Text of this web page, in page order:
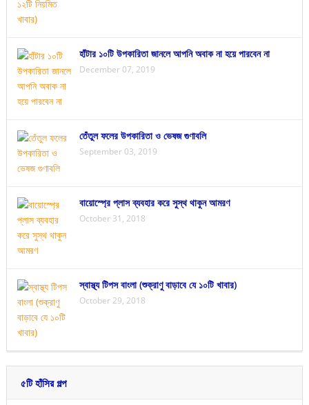
হাঁটার ১০টি উপকারিতা জানলে আপনি অবাক না হয়ে পারবেন না
December 07, 2019
তেঁতুল ফলের উপকারিতা ও ভেষজ গুণাবলি
September 03, 2019
বায়োস্প্রে প্লাস ব্যবহার করে সুস্থ থাকুন আমরণ
October 31, 2018
স্বাস্থ্য টিপস বাংলা (শুক্রাণু বাড়াবে যে ১০টি খাবার)
October 29, 2018
৫টি হাঁসির গল্প